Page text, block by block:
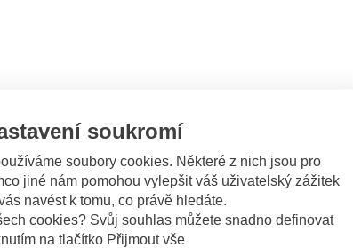
soukromí
soubory cookies. Některé z nich jsou pro
jiné nám pomohou vylepšit váš uživatelský zážitek
navést k tomu, co právě hledáte.
cookies? Svůj souhlas můžete snadno definovat
na tlačítko Přijmout vše